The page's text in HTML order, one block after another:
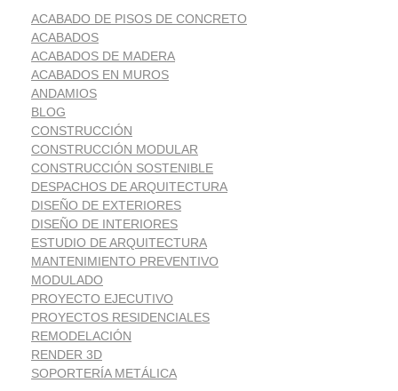
ACABADO DE PISOS DE CONCRETO
ACABADOS
ACABADOS DE MADERA
ACABADOS EN MUROS
ANDAMIOS
BLOG
CONSTRUCCIÓN
CONSTRUCCIÓN MODULAR
CONSTRUCCIÓN SOSTENIBLE
DESPACHOS DE ARQUITECTURA
DISEÑO DE EXTERIORES
DISEÑO DE INTERIORES
ESTUDIO DE ARQUITECTURA
MANTENIMIENTO PREVENTIVO
MODULADO
PROYECTO EJECUTIVO
PROYECTOS RESIDENCIALES
REMODELACIÓN
RENDER 3D
SOPORTERÍA METÁLICA